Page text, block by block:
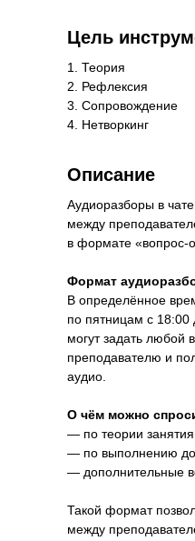
1. Теория
2. Рефлексия
3. Сопровождение
4. Нетворкинг
Цель
Описание
Аудиоразборы в
между
в формате «вопрос-
Формат
В определённое
по пятницам с 18:00
могут задать любой
преподавателю и
аудио.
О чём можно
— по теории
— по выполнению
— дополнительные
Такой формат
между